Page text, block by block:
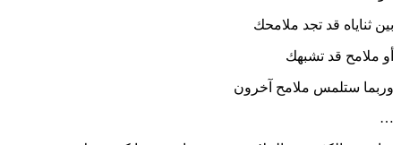
بين ثناياه قد تجد ملامحك
أو ملامح قد تشبهك
وربما ستلمس ملامح آخرون
…